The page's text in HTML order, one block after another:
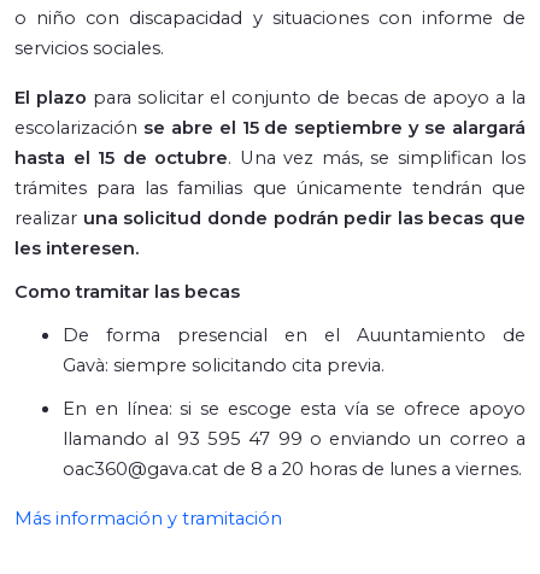
o niño con discapacidad y situaciones con informe de
servicios sociales.
El plazo para solicitar el conjunto de becas de apoyo a la
escolarización se abre el 15 de septiembre y se alargará
hasta el 15 de octubre. Una vez más, se simplifican los
trámites para las familias que únicamente tendrán que
realizar una solicitud donde podrán pedir las becas que
les interesen.
Como tramitar las becas
De forma presencial en el Auuntamiento de
Gavà: siempre solicitando cita previa.
En en línea: si se escoge esta vía se ofrece apoyo
llamando al 93 595 47 99 o enviando un correo a
oac360@gava.cat de 8 a 20 horas de lunes a viernes.
Más información y tramitación